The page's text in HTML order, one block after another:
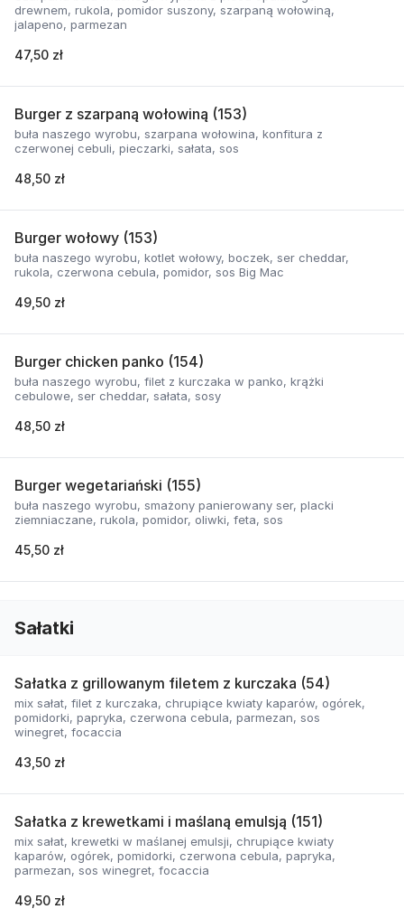
drewnem, rukola, pomidor suszony, szarpaną wołowiną,
jalapeno, parmezan
47,50 zł
Burger z szarpaną wołowiną (153)
buła naszego wyrobu, szarpana wołowina, konfitura z
czerwonej cebuli, pieczarki, sałata, sos
48,50 zł
Burger wołowy (153)
buła naszego wyrobu, kotlet wołowy, boczek, ser cheddar,
rukola, czerwona cebula, pomidor, sos Big Mac
49,50 zł
Burger chicken panko (154)
buła naszego wyrobu, filet z kurczaka w panko, krążki
cebulowe, ser cheddar, sałata, sosy
48,50 zł
Burger wegetariański (155)
buła naszego wyrobu, smażony panierowany ser, placki
ziemniaczane, rukola, pomidor, oliwki, feta, sos
45,50 zł
Sałatki
Sałatka z grillowanym filetem z kurczaka (54)
mix sałat, filet z kurczaka, chrupiące kwiaty kaparów, ogórek,
pomidorki, papryka, czerwona cebula, parmezan, sos
winegret, focaccia
43,50 zł
Sałatka z krewetkami i maślaną emulsją (151)
mix sałat, krewetki w maślanej emulsji, chrupiące kwiaty
kaparów, ogórek, pomidorki, czerwona cebula, papryka,
parmezan, sos winegret, focaccia
49,50 zł